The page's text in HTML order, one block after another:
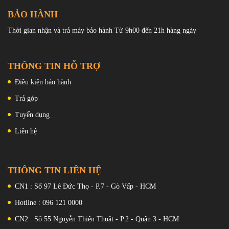
trên điện thoại này.
Màn hình hiển thị Note 9 có độ phân giải 2960 x 1440 pixel, cao
một trải nghiệm tuyệt vời vì phông chữ sắc nét và dễ đọc.
BẢO HÀNH
Thời gian nhận và trả máy bảo hành Từ 9h00 đến 21h hàng ngày
THÔNG TIN HỖ TRỢ
Điều kiện bảo hành
Trả góp
Tuyển dụng
Liên hệ
THÔNG TIN LIÊN HỆ
CN1 : Số 97 Lê Đức Thọ - P.7 - Gò Vấp - HCM
Hotline : 096 121 0000
CN2 : Số 55 Nguyễn Thiện Thuật - P.2 - Quận 3 - HCM